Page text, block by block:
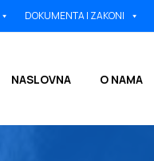
DOKUMENTA I ZAKONI
NASLOVNA O NAMA